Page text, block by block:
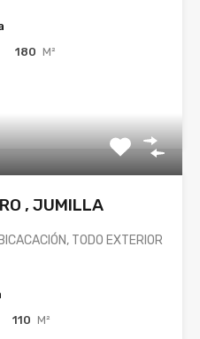
180 M²
, JUMILLA
TODO EXTERIOR
110 M²